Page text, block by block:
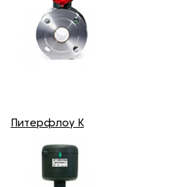
Питерфлоу К